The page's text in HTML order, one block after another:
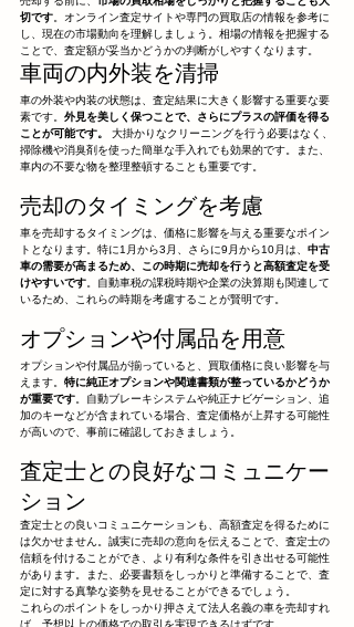
切です 。オンライン査定サイトや専門の買取店の情報を参考に
し、現在の市場動向を理解しましょう。相場の情報を把握する
ことで、査定額が妥当かどうかの判断がしやすくなります。
車両の内外装を清掃
車の外装や内装の状態は、査定結果に大きく影響する重要な要
素です。 外見を美しく保つことで、さらにプラスの評価を得る
ことが可能です。
大掛かりなクリーニングを行う必要はなく、
掃除機や消臭剤を使った簡単な手入れでも効果的です。また、
車内の不要な物を整理整頓することも重要です。
売却のタイミングを考慮
車を売却するタイミングは、価格に影響を与える重要なポイン
トとなります。特に1月から3月、さらに9月から10月は、 中古
車の需要が高まるため、この時期に売却を行うと高額査定を受
けやすいです 。自動車税の課税時期や企業の決算期も関連して
いるため、これらの時期を考慮することが賢明です。
オプションや付属品を用意
オプションや付属品が揃っていると、買取価格に良い影響を与
えます。 特に純正オプションや関連書類が整っているかどうか
が重要です 。自動ブレーキシステムや純正ナビゲーション、追
加のキーなどが含まれている場合、査定価格が上昇する可能性
が高いので、事前に確認しておきましょう。
査定士との良好なコミュニケー
ション
査定士との良いコミュニケーションも、高額査定を得るために
は欠かせません。誠実に売却の意向を伝えることで、査定士の
信頼を付けることができ、より有利な条件を引き出せる可能性
があります。また、必要書類をしっかりと準備することで、査
定に対する真摯な姿勢を見せることができるでしょう。
これらのポイントをしっかり押さえて法人名義の車を売却すれ
ば、予想以上の価格での取引を実現できるはずです。